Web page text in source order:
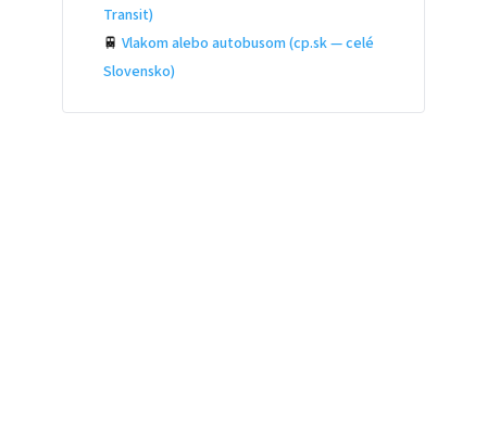
Transit)
🚆Vlakom alebo autobusom (cp.sk — celé
Slovensko)